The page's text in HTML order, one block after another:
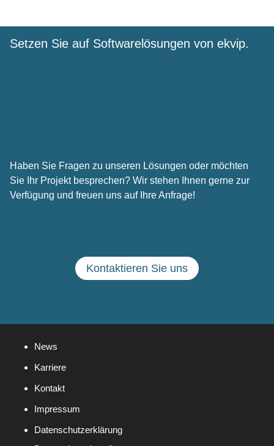
Setzen Sie auf Software­lösungen von ekvip.
Haben Sie Fragen zu unseren Lösungen oder möchten
Sie Ihr Projekt besprechen? Wir stehen Ihnen gerne zur
Verfügung und freuen uns auf Ihre Anfrage!
Kontaktieren Sie uns
News
Karriere
Kontakt
Impressum
Datenschutzerklärung